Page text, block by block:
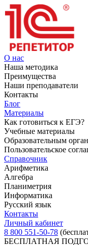
О нас
Наша методика
Преимущества
Наши преподаватели
Контакты
Блог
Материалы
Как готовиться к ЕГЭ?
Учебные материалы
Образовательным
Пользовательское
Справочник
Арифметика
Алгебра
Планиметрия
Информатика
Русский язык
Контакты
Личный кабинет
8 800 551-50-78
БЕСПЛАТНАЯ